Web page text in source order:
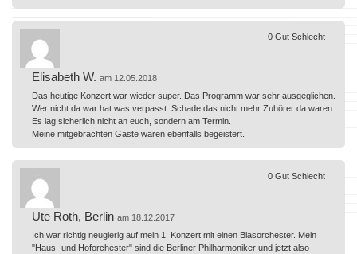
Elisabeth W. am 12.05.2018
Das heutige Konzert war wieder super. Das Programm war sehr ausgeglichen.
Wer nicht da war hat was verpasst. Schade das nicht mehr Zuhörer da waren.
Es lag sicherlich nicht an euch, sondern am Termin.
Meine mitgebrachten Gäste waren ebenfalls begeistert.
0 Gut Schlecht
Ute Roth, Berlin am 18.12.2017
Ich war richtig neugierig auf mein 1. Konzert mit einen Blasorchester. Mein
"Haus- und Hoforchester" sind die Berliner Philharmoniker und jetzt also
0 Gut Schlecht